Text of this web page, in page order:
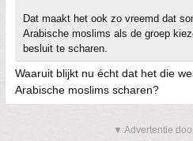
Dat maakt het ook zo vreemd dat
Arabische moslims als de groep
besluit te scharen.
Waaruit blijkt nu écht dat het die
Arabische moslims scharen?
▼ Advertentie